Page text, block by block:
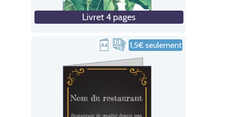
Livret 4 pages
1,5€ seulement